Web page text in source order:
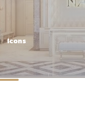
Icons